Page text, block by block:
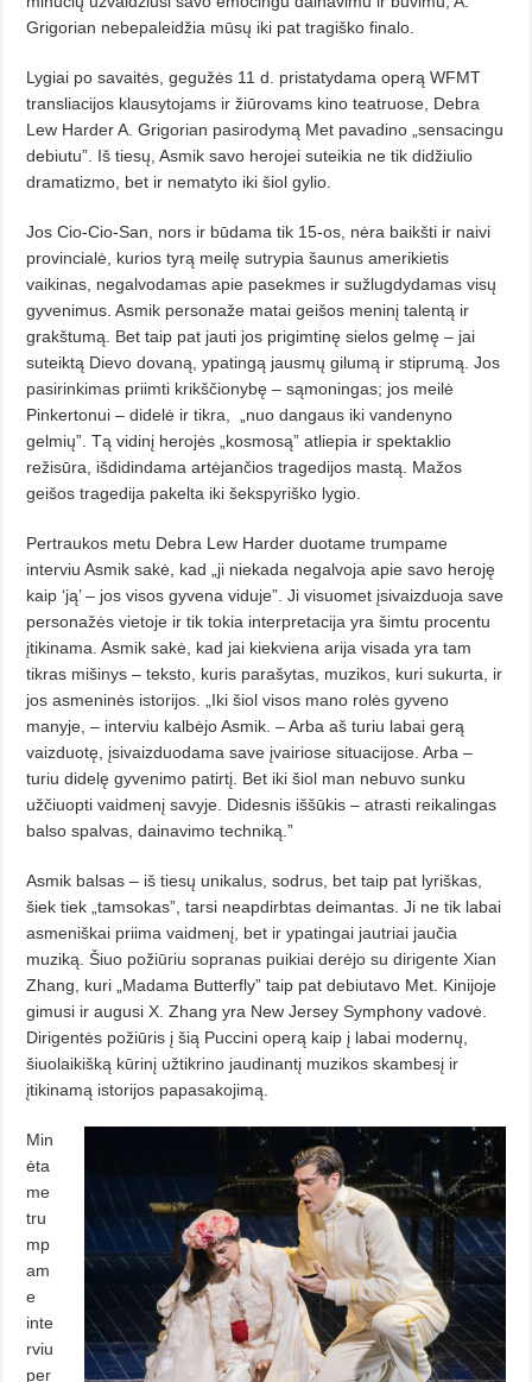
Grigorian nebepaleidžia mūsų iki pat tragiško finalo.
Lygiai po savaitės, gegužės 11 d. prista­tydama operą WFMT
transliacijos klausytojams ir žiūrovams kino teatruose, Debra
Lew Harder A. Grigorian pasirodymą Met pavadino „sensacingu
debiutu”. Iš tiesų, Asmik savo herojei suteikia ne tik didžiulio
dramatizmo, bet ir nematyto iki šiol gylio.
Jos Cio-Cio-San, nors ir būdama tik 15-os, nėra baikšti ir naivi
provincialė, kurios tyrą meilę sutrypia šaunus amerikietis
vaikinas, negalvodamas apie pasekmes ir sužlugdydamas visų
gyvenimus. Asmik personaže matai geišos meninį talentą ir
grakštumą. Bet taip pat jauti jos prigimtinę sielos gelmę – jai
suteiktą Dievo dovaną, ypatingą jausmų gilumą ir stiprumą. Jos
pasirinkimas priimti krikščionybę – sąmoningas; jos meilė
Pinkertonui – didelė ir tikra,
„nuo dangaus iki vande­nyno
gelmių”. Tą vidinį herojės „kosmosą” atliepia ir spektaklio
režisūra, išdidindama artėjančios tragedijos mastą. Mažos
geišos tragedija pakelta iki šekspyriško lygio.
Pertraukos metu Debra Lew Harder duotame trumpame
interviu Asmik sakė, kad „ji niekada negalvoja apie savo heroję
kaip ‘ją’ – jos visos gyvena viduje”. Ji visuomet įsivaizduoja save
personažės vietoje ir tik tokia interpretacija yra šimtu procentu
įtikinama. Asmik sakė, kad jai kiekviena arija visada yra tam
tikras mišinys – teksto, kuris parašytas, muzikos, kuri sukurta, ir
jos asmeninės istorijos. „Iki šiol visos mano rolės gyveno
manyje, – interviu kalbėjo Asmik. – Ar­ba aš turiu labai gerą
vaizduotę, įsivaiz­duodama save įvairiose situacijose. Arba –
turiu didelę gyvenimo patirtį. Bet iki šiol man nebuvo sunku
užčiuop­ti vaidmenį savyje. Didesnis iššūkis – atrasti reikalingas
balso spalvas, dainavimo techniką.”
Asmik balsas – iš tiesų unikalus, sodrus, bet taip pat lyriškas,
šiek tiek „tamsokas”, tarsi neapdirbtas deiman­tas. Ji ne tik labai
asmeniškai priima vaidmenį, bet ir ypatingai jautriai jau­čia
muziką. Šiuo požiūriu sopranas puikiai derėjo su dirigente Xian
Zhang, kuri „Madama Butterfly” taip pat debiu­tavo Met. Kinijoje
gimusi ir augusi X. Zhang yra New Jersey Symphony vadovė.
Dirigentės požiūris į šią Puccini operą kaip į labai modernų,
šiuolaikiš­ką kūrinį užtikrino jaudinantį muzikos skambesį ir
įtikinamą istorijos papasa­kojimą.
Min
ėta
me
tru
mp
am
e
inte
rviu
per